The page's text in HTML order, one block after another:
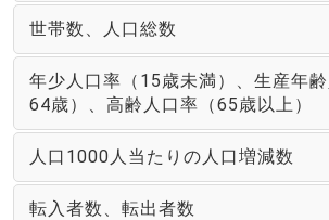
世帯数、人口総数
年少人口率（15歳未満）、生産年
64歳）、高齢人口率（65歳以上）
人口1000人当たりの人口増減数
転入者数、転出者数